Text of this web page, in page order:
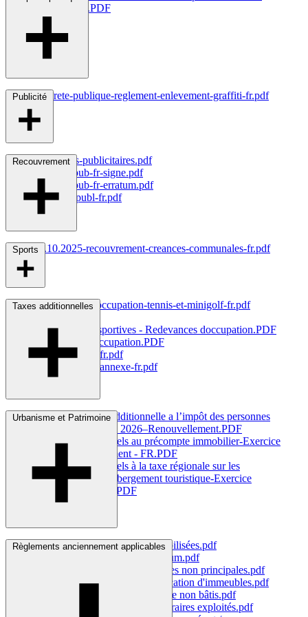
communales.PDF
Proprete-publique-reglement-enlevement-graffiti-fr.pdf
Publicité
Dispositifs-publicitaires.pdf
Imprime-pub-fr-signe.pdf
Imprime-pub-fr-erratum.pdf
Pub-voie-publ-fr.pdf
Recouvrement
22.10.2025-recouvrement-creances-communales-fr.pdf
Sports
Redevances-d'occupation-tennis-et-minigolf-fr.pdf
Infrastructures sportives - Redevances doccupation.PDF
doccupation.PDF
Stages-sportifs-fr.pdf
Stages-sportifs-annexe-fr.pdf
Taxes additionnelles
Taxe communale additionnelle a l’impôt des personnes
2026–Renouvellement.PDF
Centimes additionnels au précompte immobilier-Exercice
2026–Renouvellement - FR.PDF
Centimes additionnels à la taxe régionale sur les
établissements d’hébergement touristique-Exercice
2026-Approbation.PDF
Urbanisme et Patrimoine
Taxe sur les surfacesimperméabilisées.pdf
surfaces-impermeabilisees-erratum.pdf
Règlement-taxe sur les résidences non principales.pdf
Batisses-reconstructions-modification d'immeubles.pdf
Taxe sur les terrains constructible non bâtis.pdf
Taxe sur les logements surnuméraires exploités.pdf
Règlements anciennement applicables